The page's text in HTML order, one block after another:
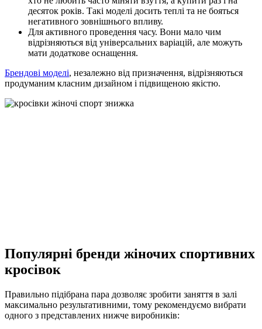
десяток років. Такі моделі досить теплі та не бояться
негативного зовнішнього впливу.
Для активного проведення часу. Вони мало чим
відрізняються від універсальних варіацій, але можуть
мати додаткове оснащення.
Брендові моделі, незалежно від призначення, відрізняються
продуманим класним дизайном і підвищеною якістю.
Популярні бренди жіночих спортивних
кросівок
Правильно підібрана пара дозволяє зробити заняття в залі
максимально результативними, тому рекомендуємо вибрати
одного з представлених нижче виробників: